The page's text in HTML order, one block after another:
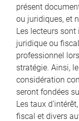
présent
ou juridiques, et
Les lecteurs
juridique ou
professionnel
stratégie. Ainsi,
considération
seront fondées
Les taux
fiscal et divers